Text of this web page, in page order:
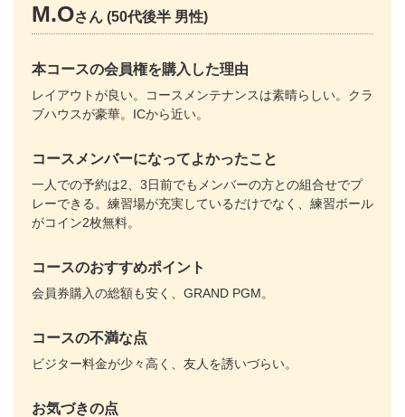
M.Oさん (50代後半 男性)
本コースの会員権を購入した理由
レイアウトが良い。コースメンテナンスは素晴らしい。クラ
ブハウスが豪華。ICから近い。
コースメンバーになってよかったこと
一人での予約は2、3日前でもメンバーの方との組合せでプ
レーできる。練習場が充実しているだけでなく、練習ボール
がコイン2枚無料。
コースのおすすめポイント
会員券購入の総額も安く、GRAND PGM。
コースの不満な点
ビジター料金が少々高く、友人を誘いづらい。
お気づきの点